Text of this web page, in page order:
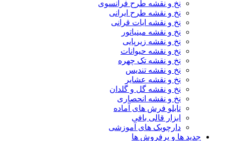
نخ و نقشه طرح فرانسوی
نخ و نقشه طرح ایرانی
نخ و نقشه ایات قرانی
نخ و نقشه مینیاتور
نخ و نقشه زیرپایی
نخ و نقشه حیوانات
نخ و نقشه تک چهره
نخ و نقشه تندیس
نخ و نقشه عشایر
نخ و نقشه گل و گلدان
نخ و نقشه انحصاری
تابلو فرش های آماده
ابزار قالی بافی
دارچوبک های آموزشی
جدید ها و پرفروش ها